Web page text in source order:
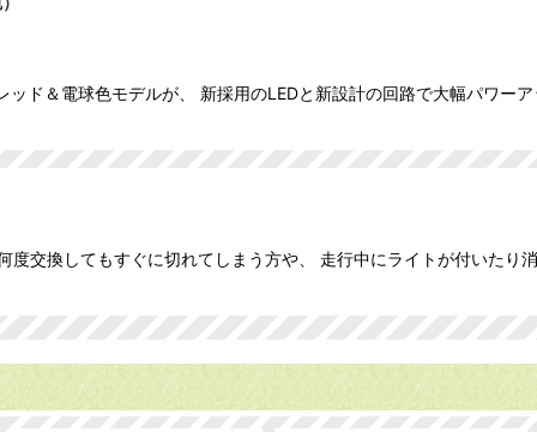
ド＆電球色モデルが、 新採用のLEDと新設計の回路で大幅パワー
交換してもすぐに切れてしまう方や、 走行中にライトが付いたり